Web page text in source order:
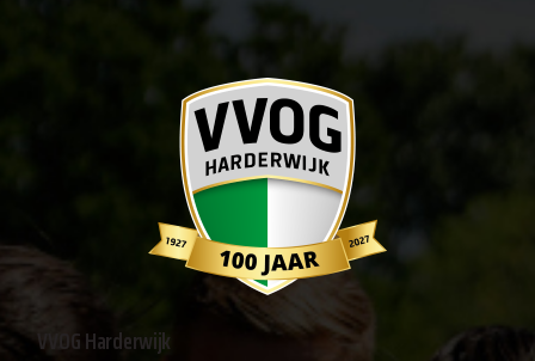
VVOG Harderwijk